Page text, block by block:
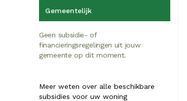
Gemeentelijk
Geen subsidie- of
financieringsregelingen uit jouw
gemeente op dit moment.
Meer weten over alle beschikbare
subsidies voor uw woning